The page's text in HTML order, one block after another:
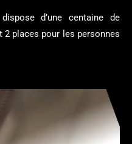
d’une centaine de
places pour les personnes